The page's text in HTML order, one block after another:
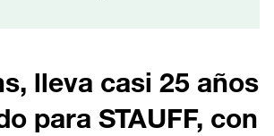
lleva casi 25 años
para STAUFF, con